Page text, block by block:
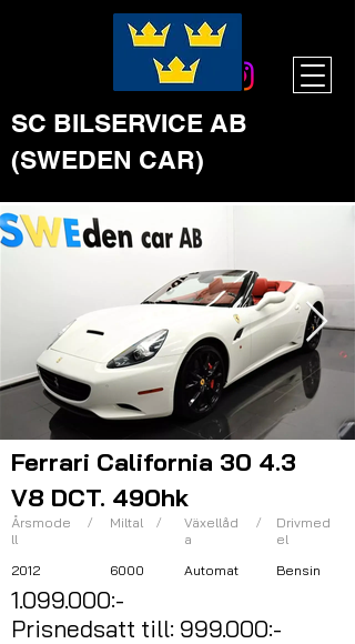
SC BILSERVICE AB
(SWEDEN CAR)
Click here
Ferrari California 30 4.3
V8 DCT. 490hk
Årsmode
ll
/ Miltal /
Växellåd
a
/
Drivmed
el
2012
6000 Automat Bensin
1.099.000:-
Prisnedsatt till: 999.000:-